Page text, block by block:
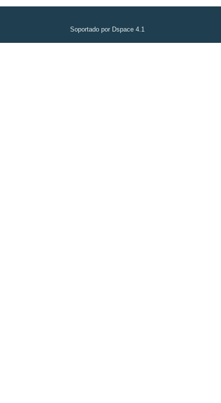
Soportado por Dspace 4.1